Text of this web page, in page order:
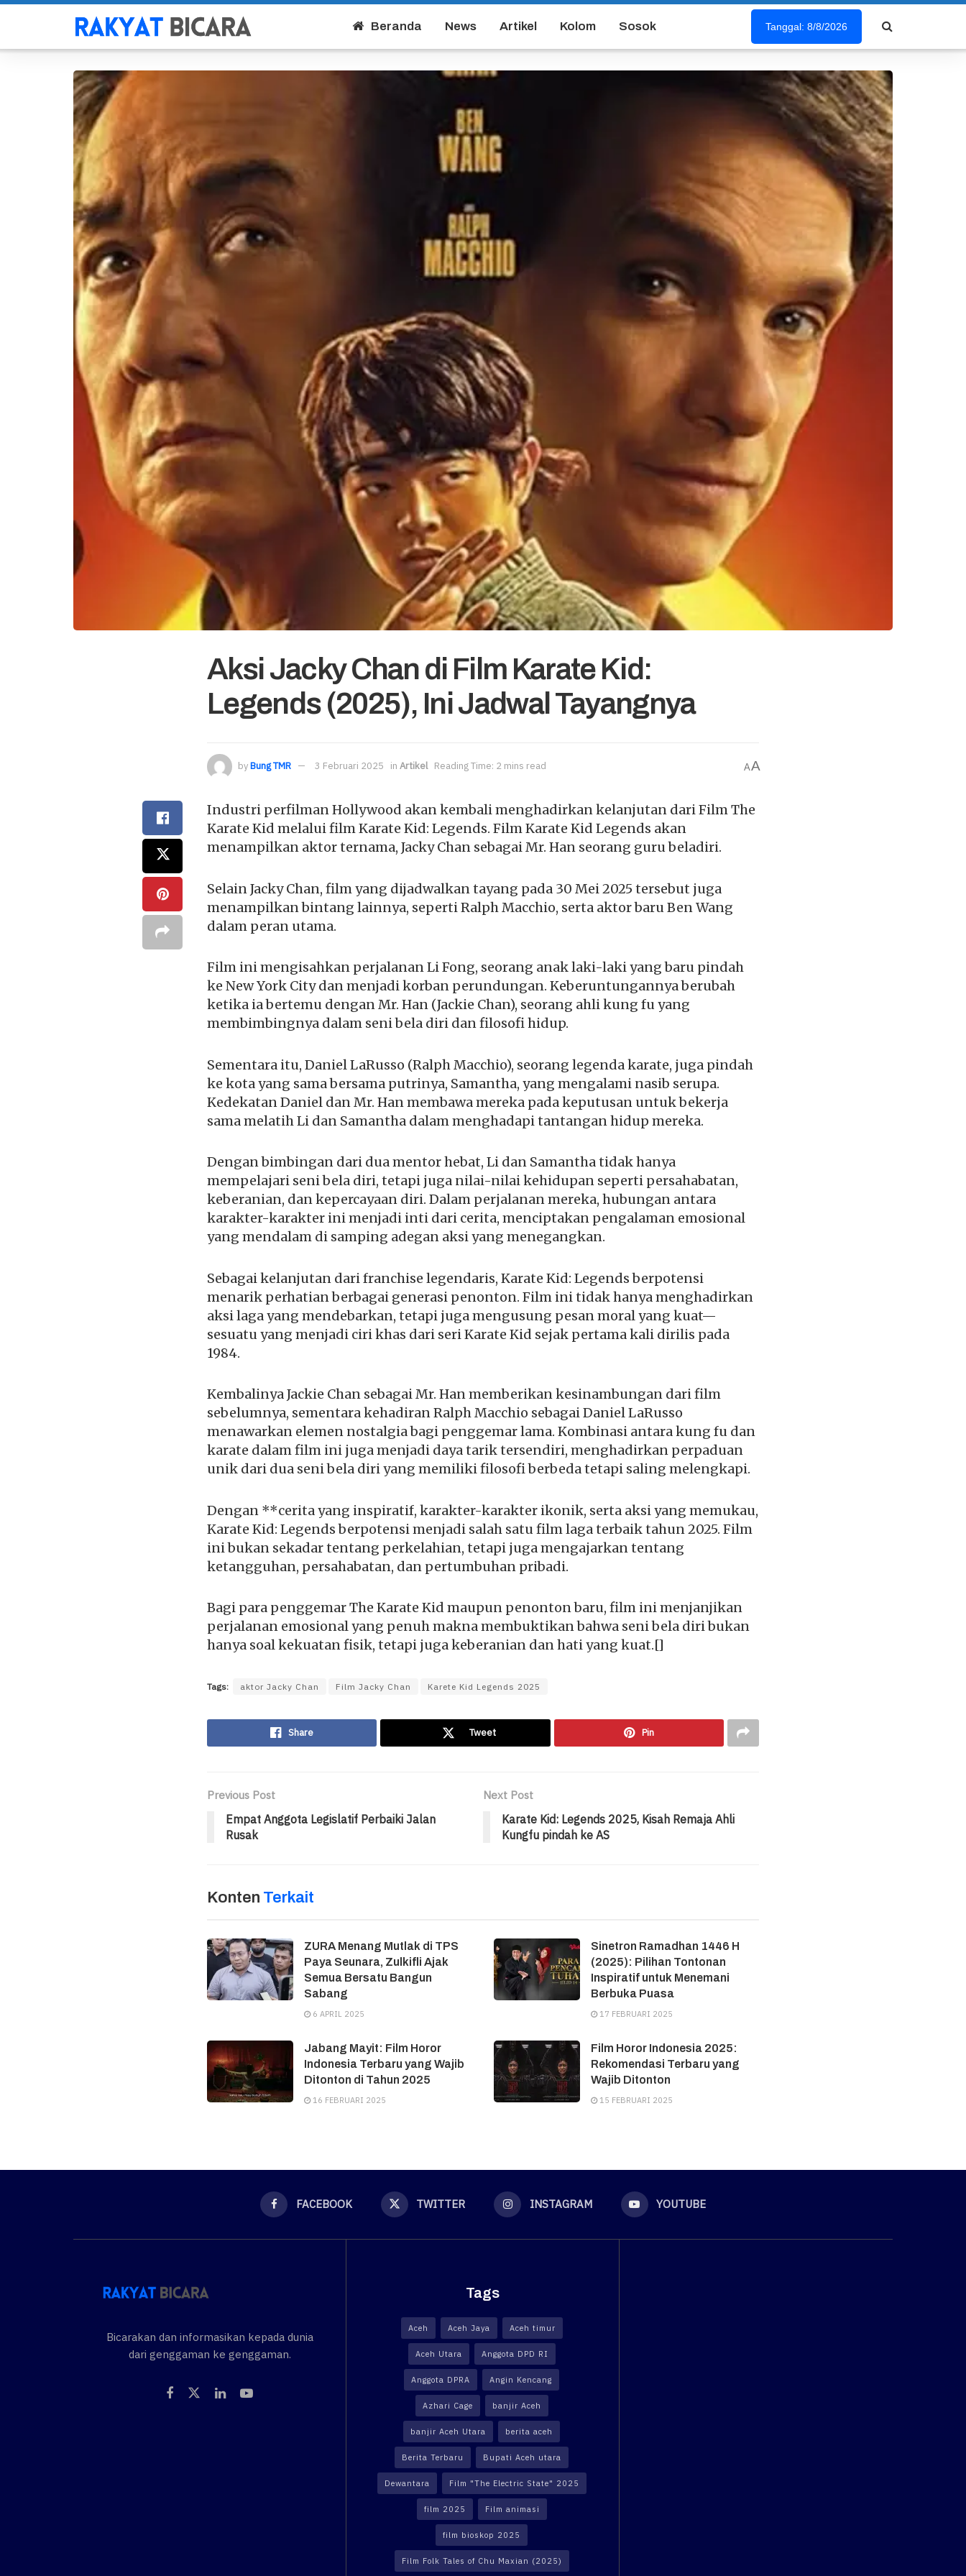
Beranda News Artikel Kolom Sosok Tanggal: 8/8/2026
Aksi Jacky Chan di Film Karate Kid:
Legends (2025), Ini Jadwal Tayangnya
byBung TMR 3 Februari 2025 in Artikel Reading Time: 2 mins read AA
Industri perfilman Hollywood akan kembali menghadirkan kelanjutan dari Film The
Karate Kid melalui film Karate Kid: Legends. Film Karate Kid Legends akan
menampilkan aktor ternama, Jacky Chan sebagai Mr. Han seorang guru beladiri.
Selain Jacky Chan, film yang dijadwalkan tayang pada 30 Mei 2025 tersebut juga
menampilkan bintang lainnya, seperti Ralph Macchio, serta aktor baru Ben Wang
dalam peran utama.
Film ini mengisahkan perjalanan Li Fong, seorang anak laki-laki yang baru pindah
ke New York City dan menjadi korban perundungan. Keberuntungannya berubah
ketika ia bertemu dengan Mr. Han (Jackie Chan), seorang ahli kung fu yang
membimbingnya dalam seni bela diri dan filosofi hidup.
Sementara itu, Daniel LaRusso (Ralph Macchio), seorang legenda karate, juga pindah
ke kota yang sama bersama putrinya, Samantha, yang mengalami nasib serupa.
Kedekatan Daniel dan Mr. Han membawa mereka pada keputusan untuk bekerja
sama melatih Li dan Samantha dalam menghadapi tantangan hidup mereka.
Dengan bimbingan dari dua mentor hebat, Li dan Samantha tidak hanya
mempelajari seni bela diri, tetapi juga nilai-nilai kehidupan seperti persahabatan,
keberanian, dan kepercayaan diri. Dalam perjalanan mereka, hubungan antara
karakter-karakter ini menjadi inti dari cerita, menciptakan pengalaman emosional
yang mendalam di samping adegan aksi yang menegangkan.
Sebagai kelanjutan dari franchise legendaris, Karate Kid: Legends berpotensi
menarik perhatian berbagai generasi penonton. Film ini tidak hanya menghadirkan
aksi laga yang mendebarkan, tetapi juga mengusung pesan moral yang kuat—
sesuatu yang menjadi ciri khas dari seri Karate Kid sejak pertama kali dirilis pada
1984.
Kembalinya Jackie Chan sebagai Mr. Han memberikan kesinambungan dari film
sebelumnya, sementara kehadiran Ralph Macchio sebagai Daniel LaRusso
menawarkan elemen nostalgia bagi penggemar lama. Kombinasi antara kung fu dan
karate dalam film ini juga menjadi daya tarik tersendiri, menghadirkan perpaduan
unik dari dua seni bela diri yang memiliki filosofi berbeda tetapi saling melengkapi.
Dengan **cerita yang inspiratif, karakter-karakter ikonik, serta aksi yang memukau,
Karate Kid: Legends berpotensi menjadi salah satu film laga terbaik tahun 2025. Film
ini bukan sekadar tentang perkelahian, tetapi juga mengajarkan tentang
ketangguhan, persahabatan, dan pertumbuhan pribadi.
Bagi para penggemar The Karate Kid maupun penonton baru, film ini menjanjikan
perjalanan emosional yang penuh makna membuktikan bahwa seni bela diri bukan
hanya soal kekuatan fisik, tetapi juga keberanian dan hati yang kuat.[]
Tags: aktor Jacky Chan Film Jacky Chan Karete Kid Legends 2025
Share Tweet Pin
Previous Post
Empat Anggota Legislatif Perbaiki Jalan
Rusak
Next Post
Karate Kid: Legends 2025, Kisah Remaja Ahli
Kungfu pindah ke AS
Konten Terkait
ZURA Menang Mutlak di TPS
Paya Seunara, Zulkifli Ajak
Semua Bersatu Bangun
Sabang
6 APRIL 2025
Sinetron Ramadhan 1446 H
(2025): Pilihan Tontonan
Inspiratif untuk Menemani
Berbuka Puasa
17 FEBRUARI 2025
Jabang Mayit: Film Horor
Indonesia Terbaru yang Wajib
Ditonton di Tahun 2025
16 FEBRUARI 2025
Film Horor Indonesia 2025:
Rekomendasi Terbaru yang
Wajib Ditonton
15 FEBRUARI 2025
FACEBOOK TWITTER INSTAGRAM YOUTUBE
Bicarakan dan informasikan kepada dunia
dari genggaman ke genggaman.
Tags
Aceh Aceh Jaya Aceh timur
Aceh Utara Anggota DPD RI
Anggota DPRA Angin Kencang
Azhari Cage banjir Aceh
banjir Aceh Utara berita aceh
Berita Terbaru Bupati Aceh utara
Dewantara Film "The Electric State" 2025
film 2025 Film animasi
film bioskop 2025
Film Folk Tales of Chu Maxian (2025)